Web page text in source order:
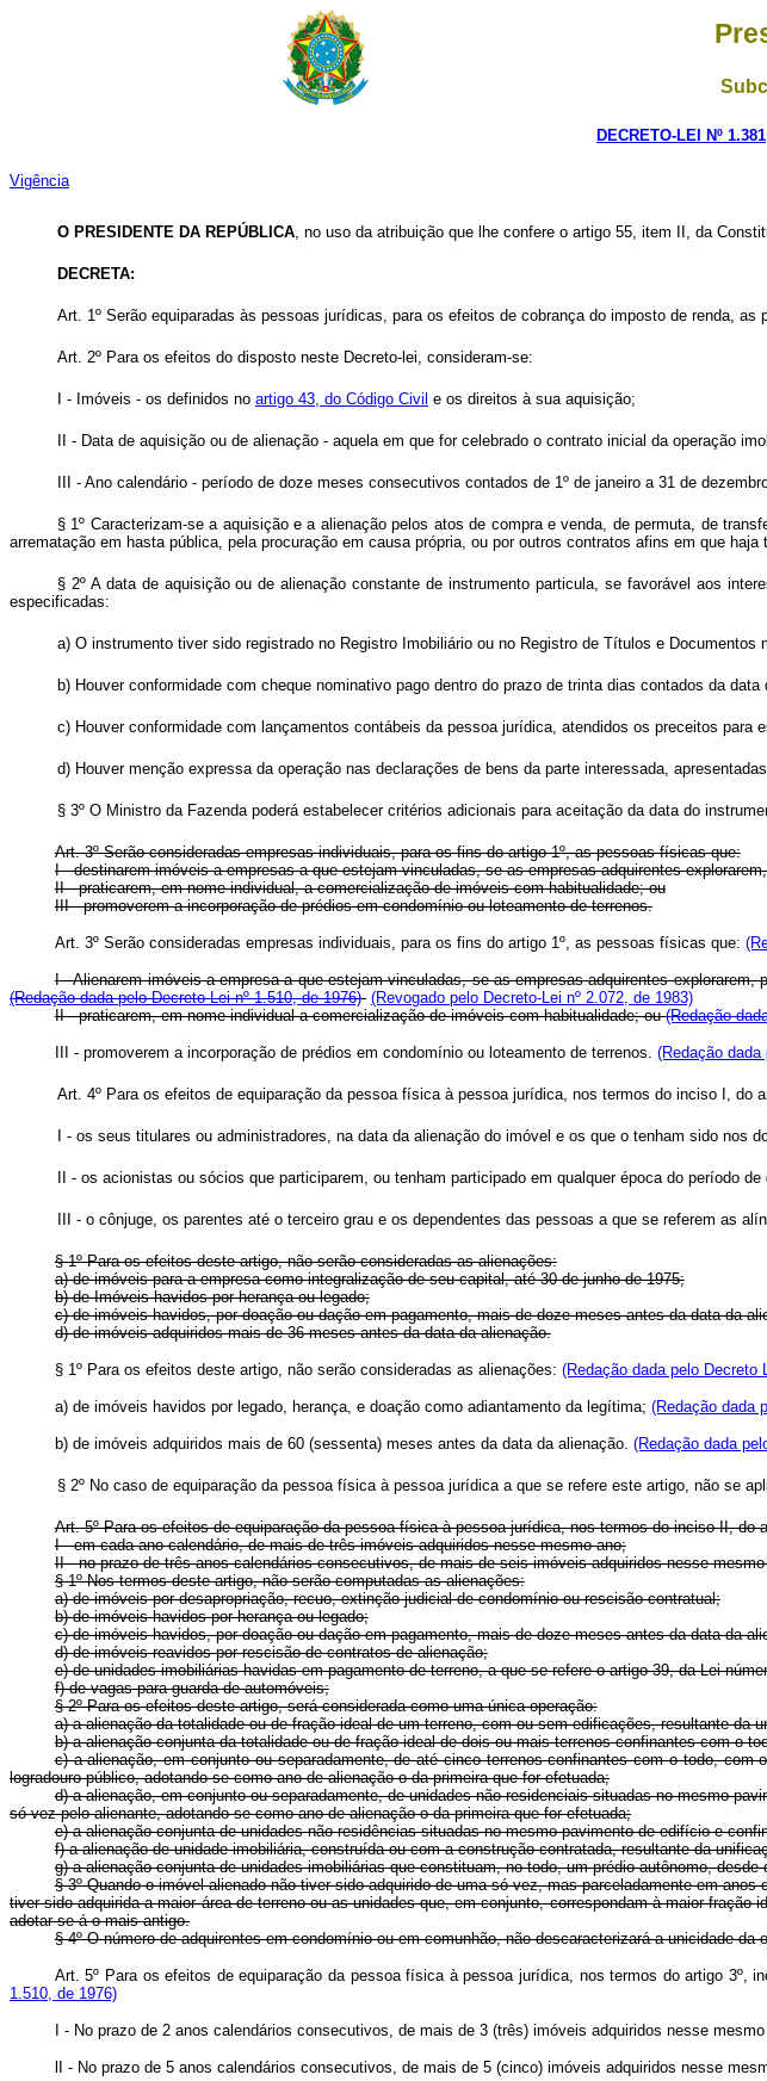
DECRETO-LEI Nº
Vigência
O PRESIDENTE DA REPÚBLICA, no uso da atribuição que lhe confere o artigo 55, item II, da
DECRETA:
Art. 1º Serão equiparadas às pessoas jurídicas, para os efeitos de cobrança do imposto de renda,
Art. 2º Para os efeitos do disposto neste Decreto-lei, consideram-se:
I - Imóveis - os definidos no artigo 43, do Código Civil e os direitos à sua aquisição;
II - Data de aquisição ou de alienação - aquela em que for celebrado o contrato inicial da operação
III - Ano calendário - período de doze meses consecutivos contados de 1º de janeiro a 31 de
§ 1º Caracterizam-se a aquisição e a alienação pelos atos de compra e venda, de permuta, de
arrematação em hasta pública, pela procuração em causa própria, ou por outros contratos afins em que
§ 2º A data de aquisição ou de alienação constante de instrumento particula, se favorável aos
especificadas:
a) O instrumento tiver sido registrado no Registro Imobiliário ou no Registro de Títulos e
b) Houver conformidade com cheque nominativo pago dentro do prazo de trinta dias contados da data
c) Houver conformidade com lançamentos contábeis da pessoa jurídica, atendidos os preceitos para
d) Houver menção expressa da operação nas declarações de bens da parte interessada,
§ 3º O Ministro da Fazenda poderá estabelecer critérios adicionais para aceitação da data do
Art. 3º Serão consideradas empresas individuais, para os fins do artigo 1º, as pessoas físicas que:
I - destinarem imóveis a empresas a que estejam vinculadas, se as empresas adquirentes
II - praticarem, em nome individual, a comercialização de imóveis com habitualidade; ou
III - promoverem a incorporação de prédios em condomínio ou loteamento de terrenos.
Art. 3º Serão consideradas empresas individuais, para os fins do artigo 1º, as pessoas físicas que:
I - Alienarem imóveis a empresa a que estejam vinculadas, se as empresas adquirentes
(Redação dada pelo Decreto Lei nº 1.510, de 1976) (Revogado pelo Decreto-Lei nº 2.072, de 1983)
II - praticarem, em nome individual a comercialização de imóveis com habitualidade; ou(Redação
III - promoverem a incorporação de prédios em condomínio ou loteamento de terrenos. (Redação dada
Art. 4º Para os efeitos de equiparação da pessoa física à pessoa jurídica, nos termos do inciso I, do
I - os seus titulares ou administradores, na data da alienação do imóvel e os que o tenham sido nos
II - os acionistas ou sócios que participarem, ou tenham participado em qualquer época do período
III - o cônjuge, os parentes até o terceiro grau e os dependentes das pessoas a que se referem as
§ 1º Para os efeitos deste artigo, não serão consideradas as alienações:
a) de imóveis para a empresa como integralização de seu capital, até 30 de junho de 1975;
b) de Imóveis havidos por herança ou legado;
c) de imóveis havidos, por doação ou dação em pagamento, mais de doze meses antes da data da
d) de imóveis adquiridos mais de 36 meses antes da data da alienação.
§ 1º Para os efeitos deste artigo, não serão consideradas as alienações: (Redação dada pelo Decreto
a) de imóveis havidos por legado, herança, e doação como adiantamento da legítima; (Redação dada
b) de imóveis adquiridos mais de 60 (sessenta) meses antes da data da alienação. (Redação dada
§ 2º No caso de equiparação da pessoa física à pessoa jurídica a que se refere este artigo, não se
Art. 5º Para os efeitos de equiparação da pessoa física à pessoa jurídica, nos termos do inciso II,
I - em cada ano calendário, de mais de três imóveis adquiridos nesse mesmo ano;
II - no prazo de três anos calendários consecutivos, de mais de seis imóveis adquiridos nesse
§ 1º Nos termos deste artigo, não serão computadas as alienações:
a) de imóveis por desapropriação, recuo, extinção judicial de condomínio ou rescisão contratual;
b) de imóveis havidos por herança ou legado;
c) de imóveis havidos, por doação ou dação em pagamento, mais de doze meses antes da data da
d) de imóveis reavidos por rescisão de contratos de alienação;
e) de unidades imobiliárias havidas em pagamento de terreno, a que se refere o artigo 39, da Lei
f) de vagas para guarda de automóveis;
§ 2º Para os efeitos deste artigo, será considerada como uma única operação:
a) a alienação da totalidade ou de fração ideal de um terreno, com ou sem edificações, resultante da
b) a alienação conjunta da totalidade ou de fração ideal de dois ou mais terrenos confinantes com o
c) a alienação, em conjunto ou separadamente, de até cinco terrenos confinantes com o todo,
logradouro público, adotando-se como ano de alienação o da primeira que for efetuada;
d) a alienação, em conjunto ou separadamente, de unidades não residenciais situadas no mesmo
só vez pelo alienante, adotando-se como ano de alienação o da primeira que for efetuada;
e) a alienação conjunta de unidades não residências situadas no mesmo pavimento de edifício e
f) a alienação de unidade imobiliária, construída ou com a construção contratada, resultante da
g) a alienação conjunta de unidades imobiliárias que constituam, no todo, um prédio autônomo,
§ 3º Quando o imóvel alienado não tiver sido adquirido de uma só vez, mas parceladamente em
tiver sido adquirida a maior área de terreno ou as unidades que, em conjunto, correspondam à maior
adotar-se-á o mais antigo.
§ 4º O número de adquirentes em condomínio ou em comunhão, não descaracterizará a unicidade da
Art. 5º Para os efeitos de equiparação da pessoa física à pessoa jurídica, nos termos do artigo
1.510, de 1976)
I - No prazo de 2 anos calendários consecutivos, de mais de 3 (três) imóveis adquiridos nesse
lI - No prazo de 5 anos calendários consecutivos, de mais de 5 (cinco) imóveis adquiridos nesse